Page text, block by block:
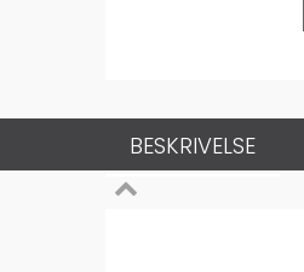
BESKRIVELSE